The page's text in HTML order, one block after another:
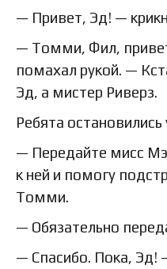
— Привет, Эд! —
— Томми, Фил,
помахал рукой. —
Эд, а мистер Риверз.
Ребята остановились
— Передайте мисс
к ней и помогу
Томми.
— Обязательно
— Спасибо. Пока, Эд!